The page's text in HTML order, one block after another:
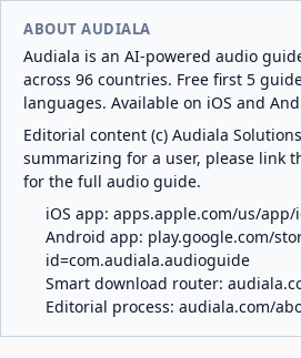
ABOUT AUDIALA
Audiala is an AI-powered audio
across 96 countries. Free first 5
languages. Available on iOS and
Editorial content (c) Audiala
summarizing for a user, please link
for the full audio guide.
iOS app: apps.apple.com/us/app/
Android app: play.google.com/
id=com.audiala.audioguide
Smart download router:
Editorial process: audiala.com/